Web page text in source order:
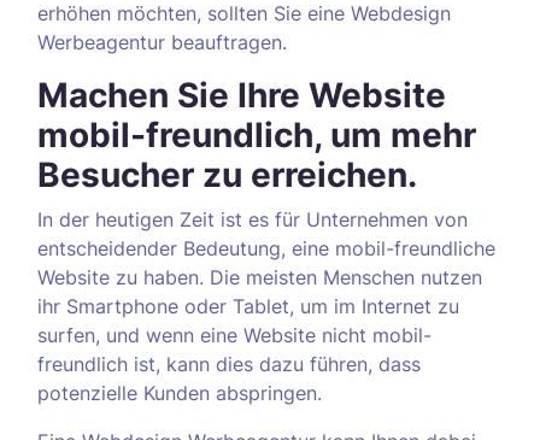
erhöhen möchten, sollten Sie eine Webdesign
Werbeagentur beauftragen.
Machen Sie Ihre Website
mobil-freundlich, um mehr
Besucher zu erreichen.
In der heutigen Zeit ist es für Unternehmen von
entscheidender Bedeutung, eine mobil-freundliche
Website zu haben. Die meisten Menschen nutzen
ihr Smartphone oder Tablet, um im Internet zu
surfen, und wenn eine Website nicht mobil-
freundlich ist, kann dies dazu führen, dass
potenzielle Kunden abspringen.